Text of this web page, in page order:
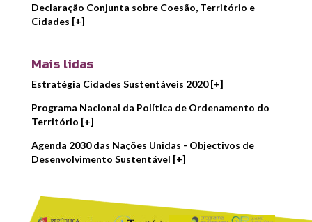
Declaração Conjunta sobre Coesão, Território e
Cidades [+]
Mais lidas
Estratégia Cidades Sustentáveis 2020 [+]
Programa Nacional da Política de Ordenamento do
Território [+]
Agenda 2030 das Nações Unidas - Objectivos de
Desenvolvimento Sustentável [+]